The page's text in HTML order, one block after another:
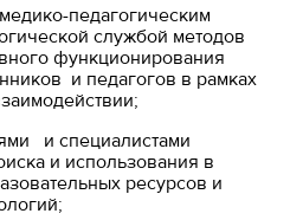
педагогическим
службой методов
функционирования
и педагогов в рамках
и специалистами
и использования в
ресурсов и